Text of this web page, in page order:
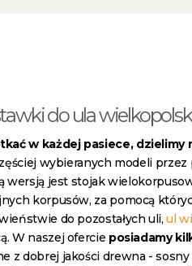
do ula
w każdej pasiece, dzielimy
wybieranych modeli
wersją jest stojak
korpusów, za pomocą
do pozostałych uli,ul
W naszej ofercie posiadamy
z dobrej jakości drewna -